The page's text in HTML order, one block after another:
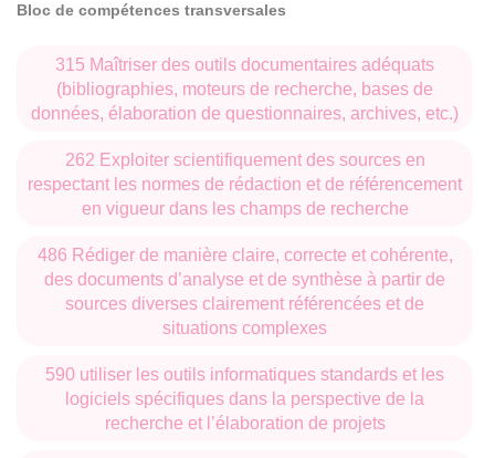
Bloc de compétences transversales
315 Maîtriser des outils documentaires adéquats
(bibliographies, moteurs de recherche, bases de
données, élaboration de questionnaires, archives, etc.)
262 Exploiter scientifiquement des sources en
respectant les normes de rédaction et de référencement
en vigueur dans les champs de recherche
486 Rédiger de manière claire, correcte et cohérente,
des documents d’analyse et de synthèse à partir de
sources diverses clairement référencées et de
situations complexes
590 utiliser les outils informatiques standards et les
logiciels spécifiques dans la perspective de la
recherche et l’élaboration de projets